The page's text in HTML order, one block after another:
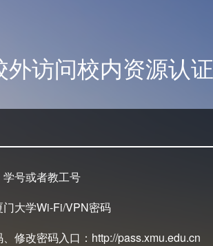
外访问校内资源认证
学号或者教工号
门大学Wi-Fi/VPN密码
修改密码入口：http://pass.xmu.edu.cn